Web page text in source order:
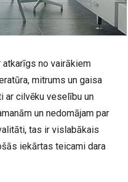
no vairākiem
mitrums un gaisa
ar cilvēku veselību un
un nedomājam par
tas ir vislabākais
iekārtas teicami dara